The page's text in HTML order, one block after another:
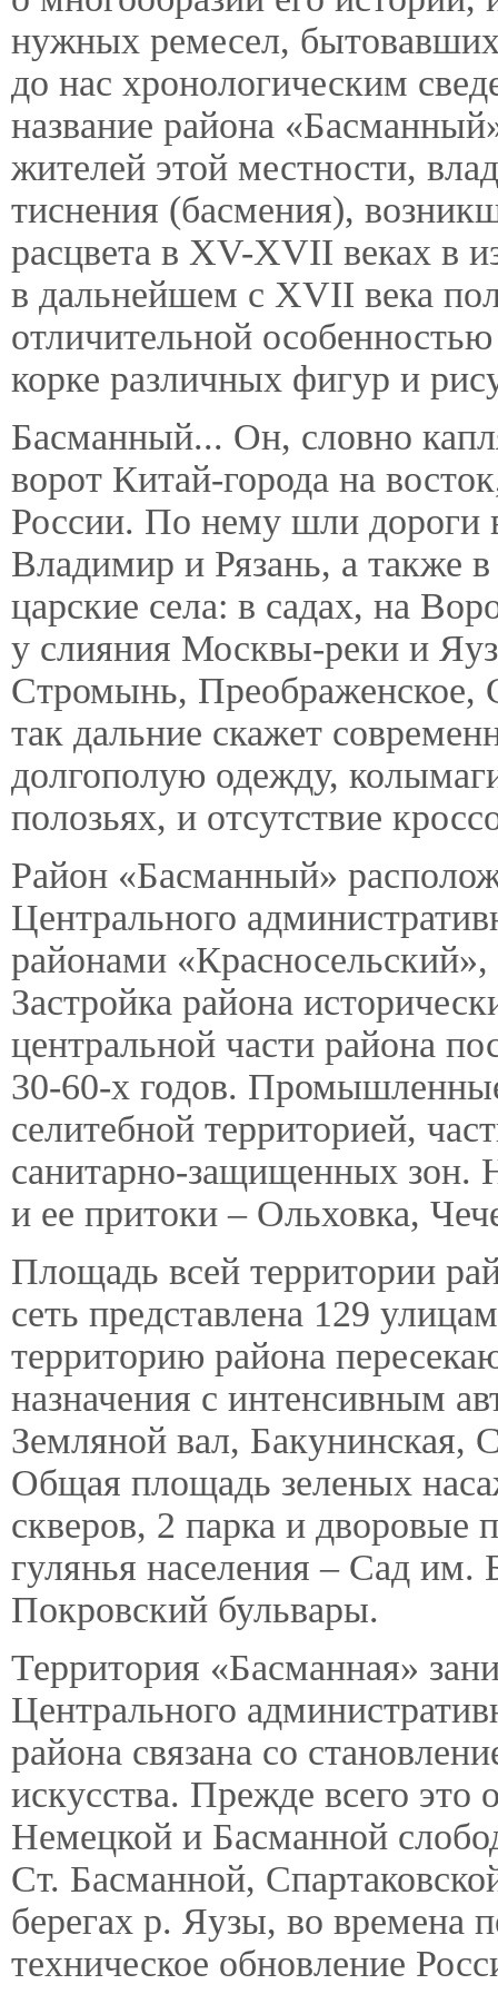
нужных ремесел,
до нас хронологическим
название района
жителей этой местности,
тиснения (басмения),
расцвета в XV-XVII веках в
в дальнейшем с XVII века
отличительной
корке различных фигур и
Басманный... Он, словно
ворот Китай-города на
России. По нему шли дороги
Владимир и Рязань, а также
царские села: в садах, на
у слияния Москвы-реки и
Стромынь, Преображенское,
так дальние скажет
долгополую одежду,
полозьях, и отсутствие
Район «Басманный»
Центрального
районами
Застройка района
центральной части района
30-60-х годов.
селитебной территорией,
санитарно-защищенных зон.
и ее притоки – Ольховка,
Площадь всей территории
сеть представлена 129
территорию района
назначения с интенсивным
Земляной вал, Бакунинская,
Общая площадь зеленых
скверов, 2 парка и дворовые
гулянья населения – Сад
Покровский бульвары.
Территория «Басманная»
Центрального
района связана со
искусства. Прежде всего
Немецкой и Басманной
Ст. Басманной,
берегах р. Яузы, во времена
техническое обновление